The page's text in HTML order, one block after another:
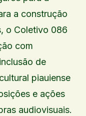
a construção
o Coletivo 086
com
de
piauiense
e ações
audiovisuais.